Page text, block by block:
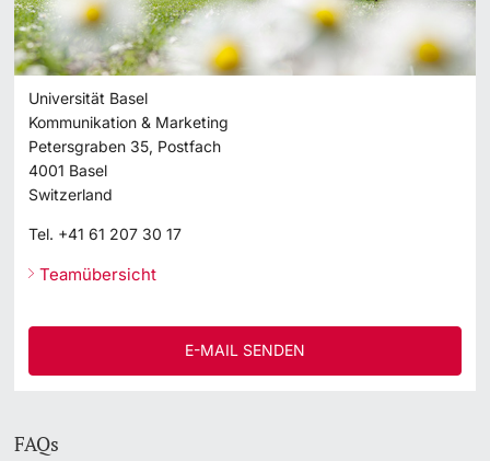
Universität Basel
Kommunikation & Marketing
Petersgraben 35, Postfach
4001 Basel
Switzerland
Tel. +41 61 207 30 17
Teamübersicht
E-MAIL SENDEN
FAQs